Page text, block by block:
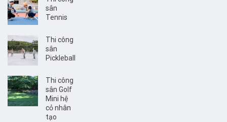
sân
Tennis
Thi công
sân
Pickleball
Thi công
sân Golf
Mini hệ
cỏ nhân
tạo